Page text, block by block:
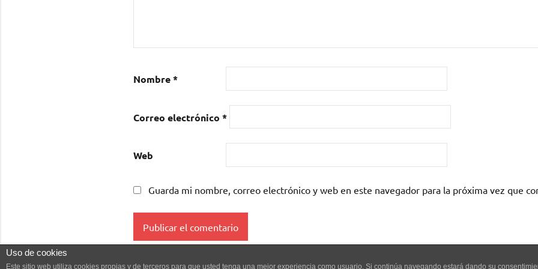
Nombre*
Correo electrónico *
Web
Guarda mi nombre, correo electrónico y web en este navegador para la próxima vez que
Uso de cookies
Este sitio web utiliza cookies propias y de terceros para que usted tenga una mejor experiencia como usuario. Si continúa navegando estará dando su